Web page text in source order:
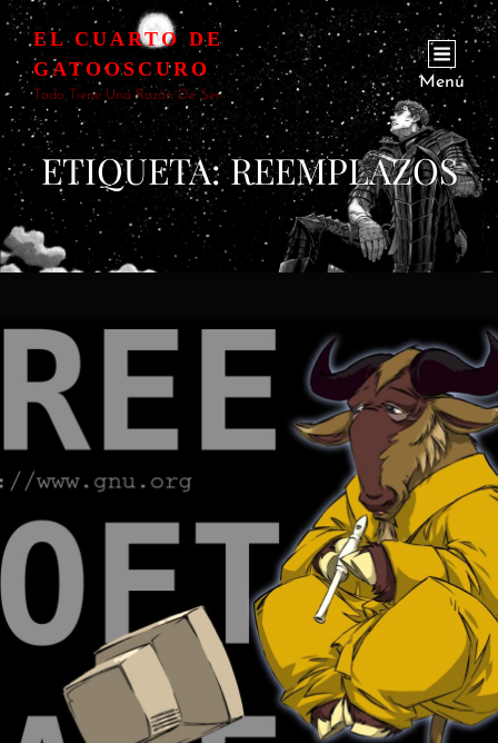
EL CUARTO DE
GATOOSCURO
Todo Tiene Una Razón De Ser
Menú
ETIQUETA:REEMPLAZOS